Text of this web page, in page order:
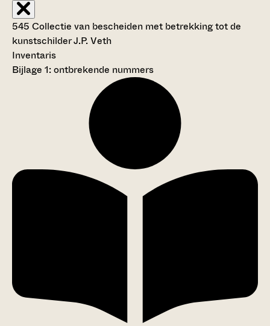
545 Collectie van bescheiden met betrekking tot de
kunstschilder J.P. Veth
Inventaris
Bijlage 1: ontbrekende nummers